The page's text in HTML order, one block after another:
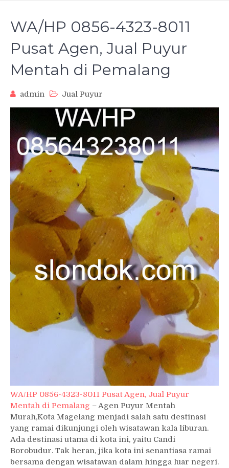
WA/HP 0856-4323-8011
Pusat Agen, Jual Puyur
Mentah di Pemalang
admin Jual Puyur
WA/HP 0856-4323-8011 Pusat Agen, Jual Puyur
Mentah di Pemalang – Agen Puyur Mentah
Murah,Kota Magelang menjadi salah satu destinasi
yang ramai dikunjungi oleh wisatawan kala liburan.
Ada destinasi utama di kota ini, yaitu Candi
Borobudur. Tak heran, jika kota ini senantiasa ramai
bersama dengan wisatawan dalam hingga luar negeri.